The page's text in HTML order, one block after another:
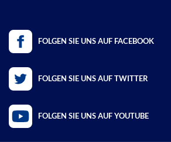
FOLGEN SIE UNS AUF FACEBOOK
FOLGEN SIE UNS AUF TWITTER
FOLGEN SIE UNS AUF YOUTUBE